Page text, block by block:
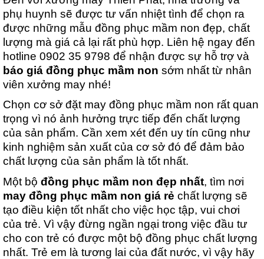
phụ huynh sẽ được tư vấn nhiệt tình để chọn ra
được những mẫu đồng phục mầm non đẹp, chất
lượng mà giá cả lại rất phù hợp. Liên hệ ngay đến
báo giá đồng phục mầm non sớm nhất từ nhân
viên xưởng may nhé!
Chọn cơ sở đặt may đồng phục mầm non rất quan
trọng vì nó ảnh hưởng trực tiếp đến chất lượng
của sản phẩm. Cần xem xét đến uy tín cũng như
kinh nghiệm sản xuất của cơ sở đó để đảm bảo
chất lượng của sản phẩm là tốt nhất.
Một bộ đồng phục mầm non đẹp nhất
may đồng phục mầm non giá rẻ chất lượng sẽ
tạo điều kiện tốt nhất cho việc học tập, vui chơi
của trẻ. Vì vậy đừng ngần ngại trong việc đầu tư
cho con trẻ có được một bộ đồng phục chất lượng
nhất. Trẻ em là tương lai của đất nước, vì vậy hãy